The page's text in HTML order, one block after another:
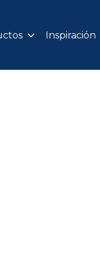
Inspiración